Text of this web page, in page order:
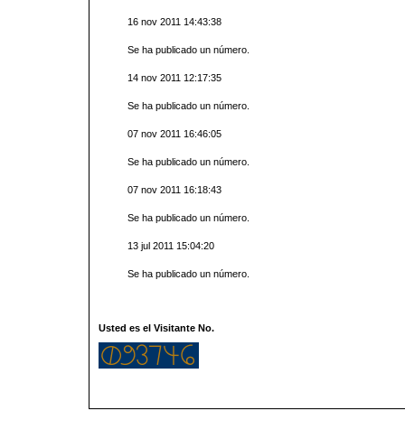
16 nov 2011 14:43:38
Se ha publicado un número.
14 nov 2011 12:17:35
Se ha publicado un número.
07 nov 2011 16:46:05
Se ha publicado un número.
07 nov 2011 16:18:43
Se ha publicado un número.
13 jul 2011 15:04:20
Se ha publicado un número.
Usted es el Visitante No.